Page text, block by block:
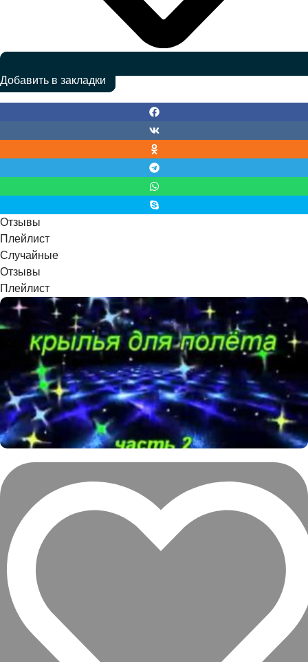
Добавить в закладки
Отзывы
Плейлист
Случайные
Отзывы
Плейлист